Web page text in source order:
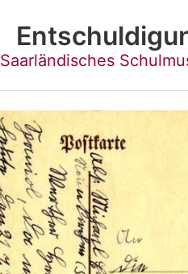
Saarländisches